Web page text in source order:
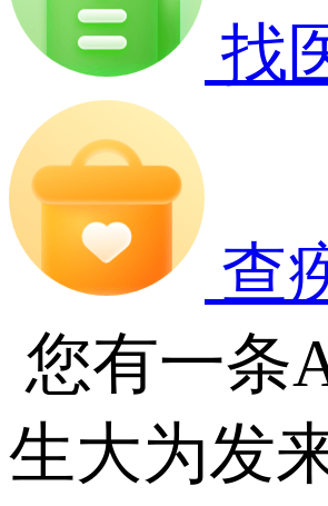
找
查
您有一条
生大为发